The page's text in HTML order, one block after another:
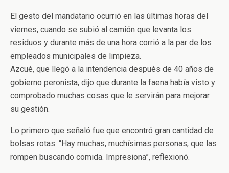
El gesto del mandatario ocurrió en las últimas horas del
viernes, cuando se subió al camión que levanta los
residuos y durante más de una hora corrió a la par de los
empleados municipales de limpieza.
Azcué, que llegó a la intendencia después de 40 años de
gobierno peronista, dijo que durante la faena había visto y
comprobado muchas cosas que le servirán para mejorar
su gestión.
Lo primero que señaló fue que encontró gran cantidad de
bolsas rotas. “Hay muchas, muchísimas personas, que las
rompen buscando comida. Impresiona”, reflexionó.